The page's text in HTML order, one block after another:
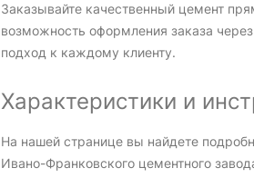
Заказывайте качественный цемент
возможность оформления заказа
подход к каждому клиенту.
Характеристики и
На нашей странице вы найдете
Ивано-Франковского цементного